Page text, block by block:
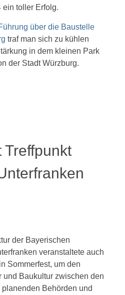
ein toller Erfolg.
über die Baustelle
traf man sich zu kühlen
in dem kleinen Park
der Stadt Würzburg.
Treffpunkt
der Bayerischen
veranstaltete auch
Sommerfest, um den
und Baukultur zwischen den
Behörden und